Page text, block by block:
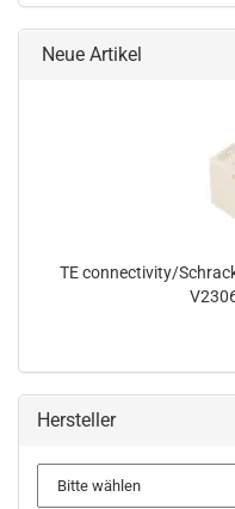
Neue Artikel
TE connectivity/
Hersteller